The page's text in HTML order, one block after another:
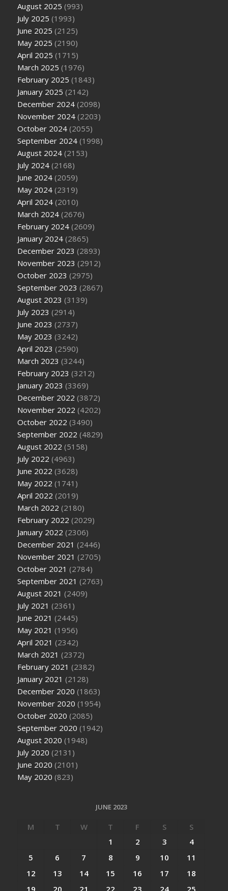
August 2025 (993)
July 2025 (1993)
June 2025 (2125)
May 2025 (2190)
April 2025 (1715)
March 2025 (1976)
February 2025 (1843)
January 2025 (2142)
December 2024 (2098)
November 2024 (2203)
October 2024 (2055)
September 2024 (1998)
August 2024 (2153)
July 2024 (2168)
June 2024 (2059)
May 2024 (2319)
April 2024 (2010)
March 2024 (2676)
February 2024 (2609)
January 2024 (2865)
December 2023 (2893)
November 2023 (2912)
October 2023 (2975)
September 2023 (2867)
August 2023 (3139)
July 2023 (2914)
June 2023 (2737)
May 2023 (3242)
April 2023 (2590)
March 2023 (3244)
February 2023 (3212)
January 2023 (3369)
December 2022 (3872)
November 2022 (4202)
October 2022 (3490)
September 2022 (4829)
August 2022 (5158)
July 2022 (4963)
June 2022 (3628)
May 2022 (1741)
April 2022 (2019)
March 2022 (2180)
February 2022 (2029)
January 2022 (2306)
December 2021 (2446)
November 2021 (2705)
October 2021 (2784)
September 2021 (2763)
August 2021 (2409)
July 2021 (2361)
June 2021 (2445)
May 2021 (1956)
April 2021 (2342)
March 2021 (2372)
February 2021 (2382)
January 2021 (2128)
December 2020 (1863)
November 2020 (1954)
October 2020 (2085)
September 2020 (1942)
August 2020 (1948)
July 2020 (2131)
June 2020 (2101)
May 2020 (823)
JUNE 2023
M T W T F S
S
1
2 3
4
5
6 7 8 9 10
11
12
13 14 15 16 17
18